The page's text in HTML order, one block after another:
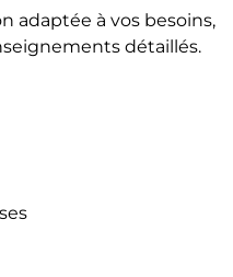
adaptée à vos besoins,
détaillés.